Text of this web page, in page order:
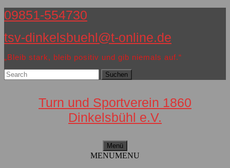
Zum
Inhalt
springen
09851-554730
tsv-dinkelsbuehl@t-online.de
„Bleib stark, bleib positiv und gib niemals auf.“
Search
for:
Turn und Sportverein 1860
Dinkelsbühl e.V.
MenüMenü
MENUMENU